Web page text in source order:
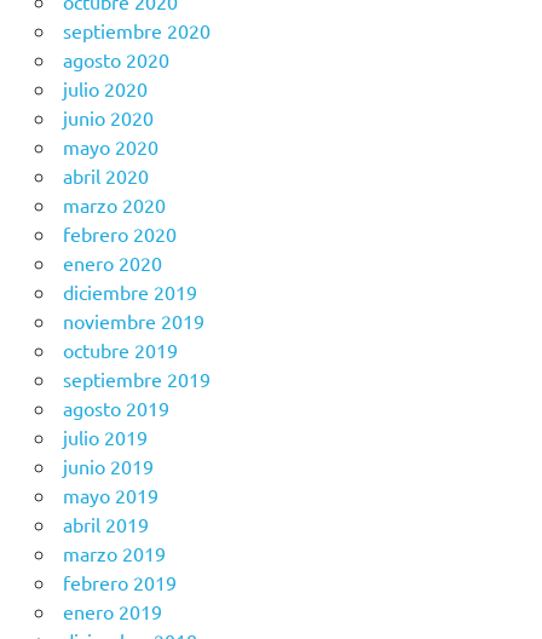
septiembre 2020
agosto 2020
julio 2020
junio 2020
mayo 2020
abril 2020
marzo 2020
febrero 2020
enero 2020
diciembre 2019
noviembre 2019
octubre 2019
septiembre 2019
agosto 2019
julio 2019
junio 2019
mayo 2019
abril 2019
marzo 2019
febrero 2019
enero 2019